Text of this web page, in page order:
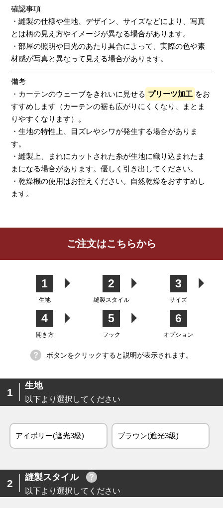
確認事項
・縫製の仕様や生地、デザイン、サイズなどにより、写真
とは柄の見え方やイメージが異なる場合があります。
・部屋の照明や日光のあたり具合によって、実際の色や素
材感が写真と異なって見える場合があります。
備考
・カーテンのウェーブをきれいに見せる プリーツ加工 をお
すすめします（カーテンの裾も広がりにくくなり、まとま
りやすくなります）。
・生地の特性上、目ズレやシワが発生する場合がありま
す。
・縫製上、まれにカットされた糸が生地に織り込まれたま
まになる場合があります。優しく引き出してください。
・乾燥機の使用はお控えください。自然乾燥をおすすめし
ます。
レビューを書く
カバー
テン
生地
ご注文はこちらから
1
生地
2
縫製スタイル
3
サイズ
4
開き方
5
フック
6
オプション
ボタンをクリックすると説明が表示されます。
1
生地
以下より選択してください
アイボリー(遮光3級) ブラウン(遮光3級)
2
縫製スタイル
以下より選択してください